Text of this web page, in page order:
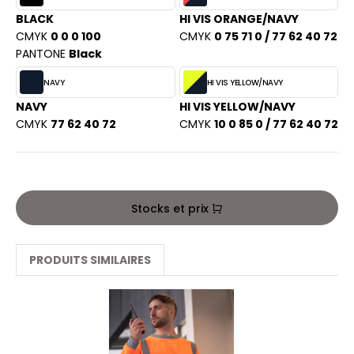
SHIRT
SHIRT
PROFESSIONNELLE
COOL
HOODS
T'S
SERIE
BLACK
CMYK 0 0 0 100
PANTONE Black
HI VIS ORANGE/NAVY
CMYK 0 75 71 0 / 77 62 40 72
NAVY
NAVY
CMYK 77 62 40 72
HI VIS YELLOW/NAVY
HI VIS YELLOW/NAVY
CMYK 10 0 85 0 / 77 62 40 72
Stocks et prix
PRODUITS SIMILAIRES